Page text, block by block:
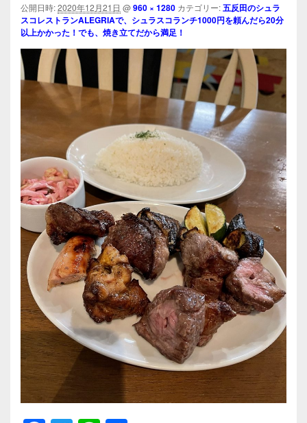
ビ
ゲ
シ
ョ
ン
公開日時:2020年12月21日 @960 × 1280 カテゴリー:五反田のシュラ
スコレストランALEGRIAで、シュラスコランチ1000円を頼んだら20分
以上かかった！でも、焼き立てだから満足！